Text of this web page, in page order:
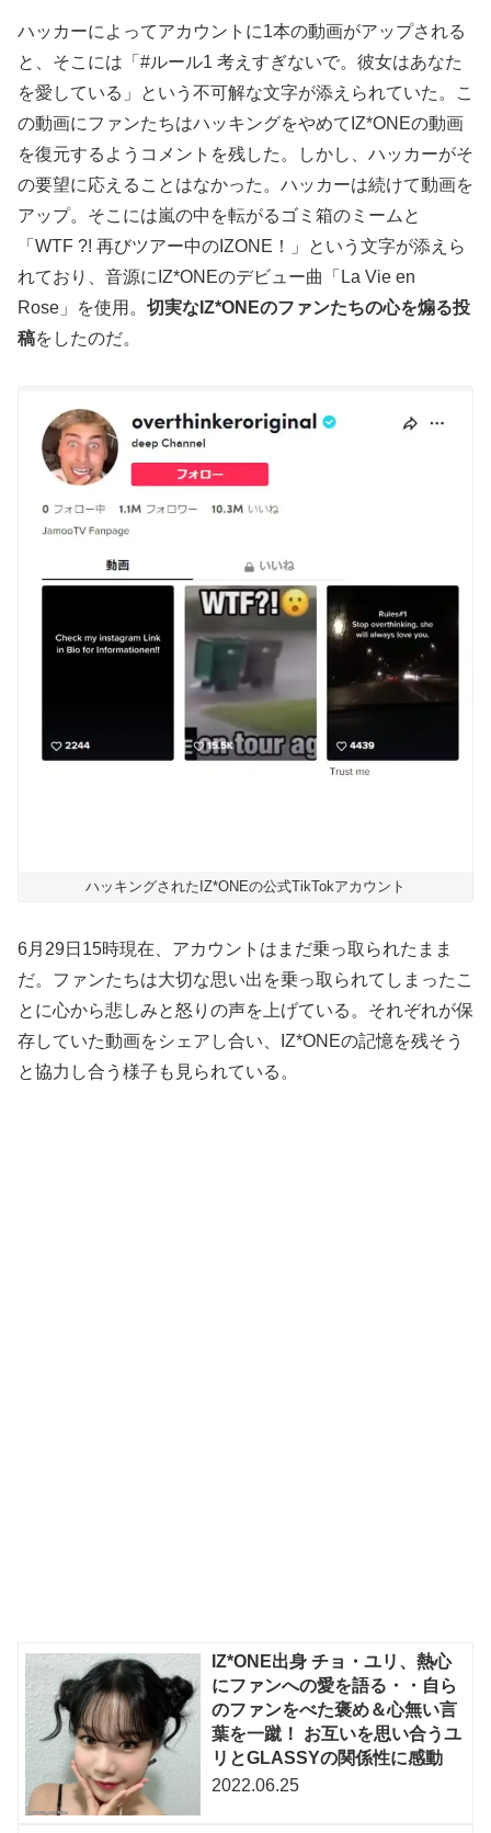
ハッカーによってアカウントに1本の動画がアップされる
と、そこには「#ルール1 考えすぎないで。彼女はあなた
を愛している」という不可解な文字が添えられていた。こ
の動画にファンたちはハッキングをやめてIZ*ONEの動画
を復元するようコメントを残した。しかし、ハッカーがそ
の要望に応えることはなかった。ハッカーは続けて動画を
アップ。そこには嵐の中を転がるゴミ箱のミームと
「WTF ?! 再びツアー中のIZONE！」という文字が添えら
れており、音源にIZ*ONEのデビュー曲「La Vie en
Rose」を使用。 切実なIZ*ONEのファンたちの心を煽る投
稿をしたのだ。
ハッキングされたIZ*ONEの公式TikTokアカウント
6月29日15時現在、アカウントはまだ乗っ取られたまま
だ。ファンたちは大切な思い出を乗っ取られてしまったこ
とに心から悲しみと怒りの声を上げている。それぞれが保
存していた動画をシェアし合い、IZ*ONEの記憶を残そう
と協力し合う様子も見られている。
IZ*ONE出身 チョ・ユリ、熱心
にファンへの愛を語る・・自ら
のファンをべた褒め＆心無い言
葉を一蹴！ お互いを思い合うユ
リとGLASSYの関係性に感動
2022.06.25